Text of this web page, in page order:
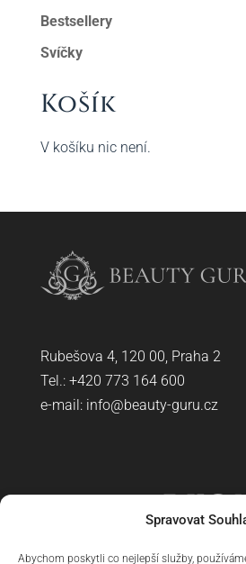
Spravovat
Abychom poskytli co nejlepší služby,
Bestsellery
Svíčky
Košík
V košíku nic není.
Rubešova 4, 120 00, Praha 2
Tel.: +420 773 164 600
e-mail: info@beauty-guru.cz